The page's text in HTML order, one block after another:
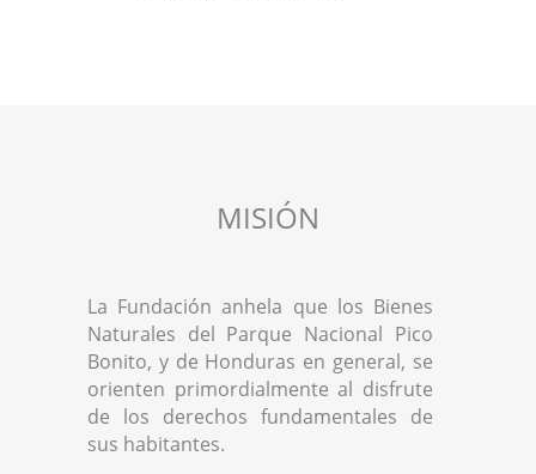
MISIÓN
La Fundación anhela que los Bienes
Naturales del Parque Nacional Pico
Bonito, y de Honduras en general, se
orienten primordialmente al disfrute
de los derechos fundamentales de
sus habitantes.